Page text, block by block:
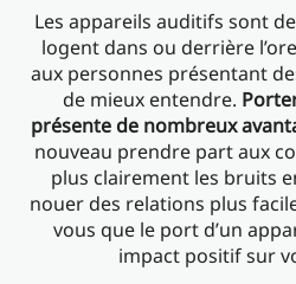
Les appareils auditifs sont
logent dans ou derrière
aux personnes présentant
de mieux entendre.
présente de nombreux
nouveau prendre part aux
plus clairement les bruits
nouer des relations plus
vous que le port d’un
impact positif sur